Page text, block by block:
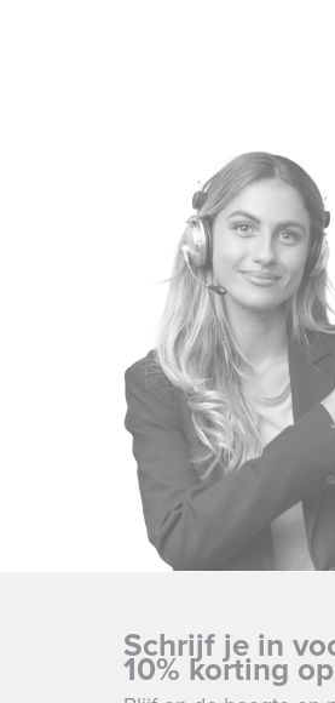
Schrijf je in
10% korting